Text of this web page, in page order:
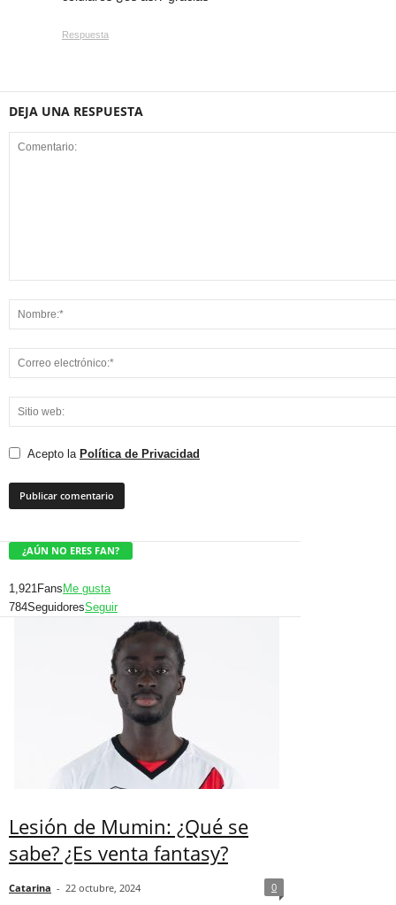
Respuesta
DEJA UNA RESPUESTA
Acepto la Política de Privacidad
¿AÚN NO ERES FAN?
1,921Fans Me gusta
784SeguidoresSeguir
Lesión de Mumin: ¿Qué se
sabe? ¿Es venta fantasy?
Catarina - 22 octubre, 2024 0